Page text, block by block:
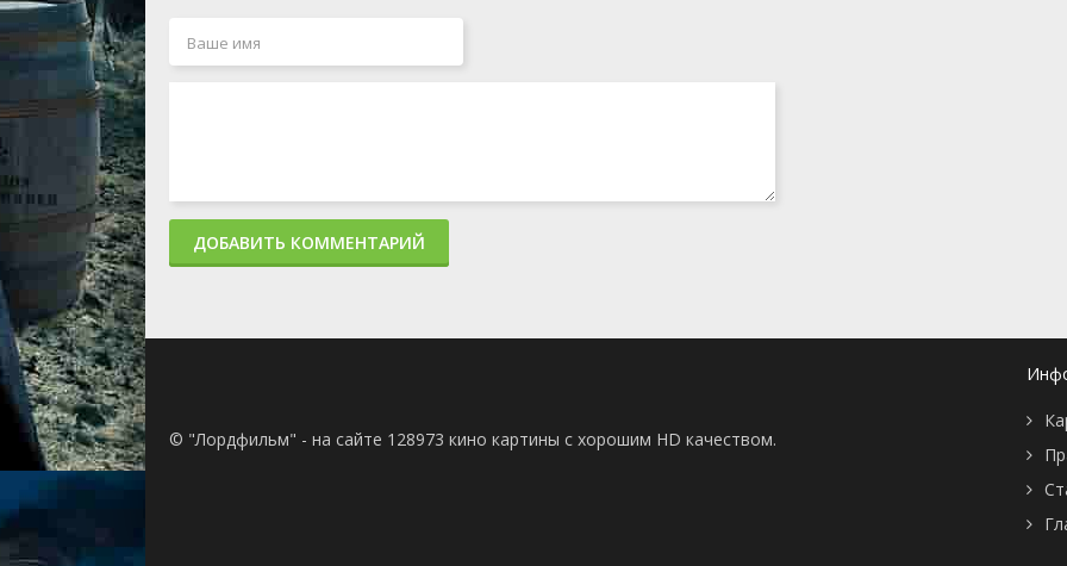
ДОБАВИТЬ КОММЕНТАРИЙ
© "Лордфильм" - на сайте 128973 кино картины с хорошим HD качеством.